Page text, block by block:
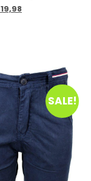
19,98
SALE!